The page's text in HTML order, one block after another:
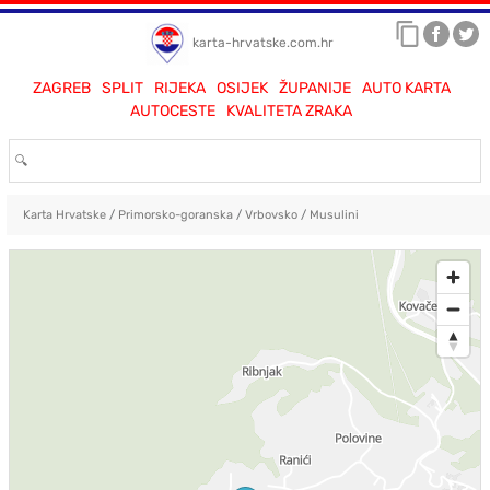
karta-hrvatske.com.hr
ZAGREB SPLIT RIJEKA OSIJEK ŽUPANIJE
AUTO KARTA
AUTOCESTE
KVALITETA ZRAKA
Karta Hrvatske/ Primorsko-goranska/ Vrbovsko/ Musulini